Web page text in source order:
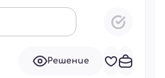
Решение